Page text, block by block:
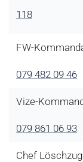
118
FW-
079 482 09 46
Vize-
079 861 06 93
Chef